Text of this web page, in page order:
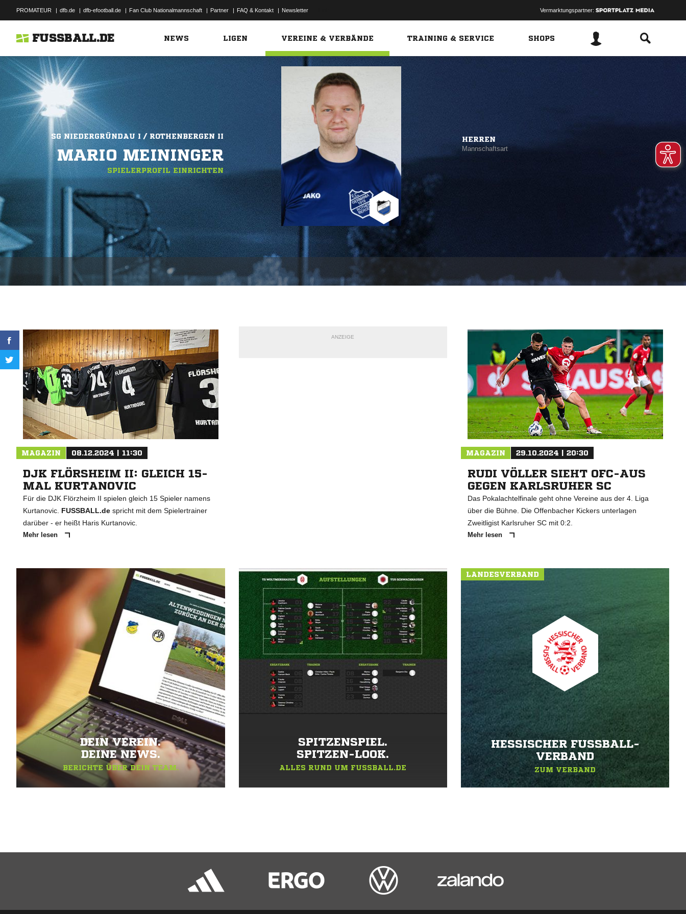
PROMATEUR | dfb.de | dfb-efootball.de | Fan Club Nationalmannschaft | Partner | FAQ & Kontakt | Newsletter Vermarktungspartner:
FUSSBALL.DE NEWS LIGEN VEREINE & VERBÄNDE TRAINING & SERVICE SHOPS
SG NIEDERGRÜNDAU I / ROTHENBERGEN II
MARIO MEININGER
SPIELERPROFIL EINRICHTEN
HERREN
Mannschaftsart
MAGAZIN 08.12.2024 | 11:30
DJK FLÖRSHEIM II: GLEICH 15-
MAL KURTANOVIC
Für die DJK Flörzheim II spielen gleich 15 Spieler namens
Kurtanovic. FUSSBALL.de spricht mit dem Spielertrainer
darüber - er heißt Haris Kurtanovic.
Mehr lesen
ANZEIGE
MAGAZIN 29.10.2024 | 20:30
RUDI VÖLLER SIEHT OFC-AUS
GEGEN KARLSRUHER SC
Das Pokalachtelfinale geht ohne Vereine aus der 4. Liga
über die Bühne. Die Offenbacher Kickers unterlagen
Zweitligist Karlsruher SC mit 0:2.
Mehr lesen
DEIN VEREIN.
DEINE NEWS.
BERICHTE ÜBER DEIN TEAM.
SPITZENSPIEL.
SPITZEN-LOOK.
ALLES RUND UM FUSSBALL.DE
LANDESVERBAND
HESSISCHER FUSSBALL-V
ERBAND
ZUM VERBAND